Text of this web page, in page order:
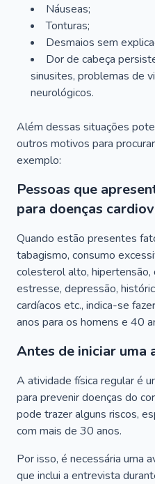
Náuseas;
Tonturas;
Desmaios sem
Dor de cabeça
sinusites, problemas de
neurológicos.
Além dessas situações
outros motivos para
exemplo:
Pessoas que
para doenças
Quando estão presentes
tabagismo, consumo
colesterol alto, hipertensão,
estresse, depressão,
cardíacos etc., indica-se
anos para os homens e 40
Antes de iniciar uma
A atividade física regular é
para prevenir doenças do
pode trazer alguns riscos,
com mais de 30 anos.
Por isso, é necessária uma
que inclui a entrevista